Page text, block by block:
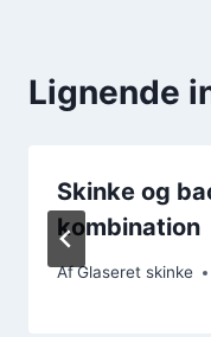
Lignende
Skinke og
kombination
AfGlaseret skinke